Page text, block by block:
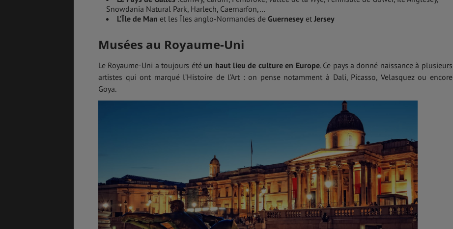
Snowdania Natural Park, Harlech, Caernarfon,…
L’Île de Man et les Îles anglo-Normandes de Guernesey etJersey
Musées au Royaume-Uni
Le Royaume-Uni a toujours été un haut lieu de culture en Europe. Ce pays a donné naissance à plusieurs
artistes qui ont marqué l’Histoire de l’Art : on pense notamment à Dali, Picasso, Velasquez ou encore
Goya.